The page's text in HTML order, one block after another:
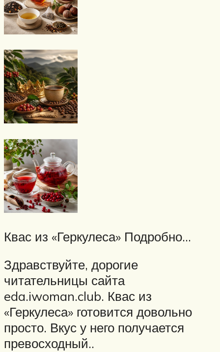
Квас из «Геркулеса» Подробно…
Здравствуйте, дорогие
читательницы сайта
eda.iwoman.club. Квас из
«Геркулеса» готовится довольно
просто. Вкус у него получается
превосходный..